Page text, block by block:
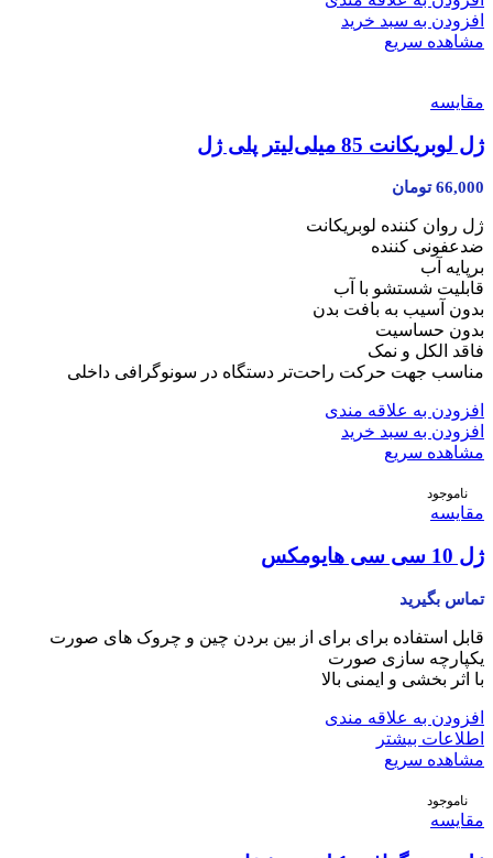
افزودن به سبد خرید
مشاهده سریع
مقایسه
ژل لوبریکانت 85 میلی‌لیتر پلی ژل
66,000 تومان
ژل روان کننده لوبریکانت
ضدعفونی کننده
برپایه آب
قابلیت شستشو با آب
بدون آسیب به بافت بدن
بدون حساسیت
فاقد الکل و نمک
مناسب جهت حرکت راحت‌تر دستگاه در سونوگرافی داخلی
افزودن به علاقه مندی
افزودن به سبد خرید
مشاهده سریع
ناموجود
مقایسه
ژل 10 سی سی هایومکس
تماس بگیرید
قابل استفاده برای برای از بین بردن چین و چروک های صورت
یکپارچه سازی صورت
با اثر بخشی و ایمنی بالا
افزودن به علاقه مندی
اطلاعات بیشتر
مشاهده سریع
ناموجود
مقایسه